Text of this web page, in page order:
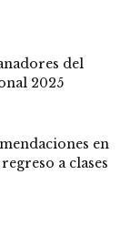
del
2025
en
a clases